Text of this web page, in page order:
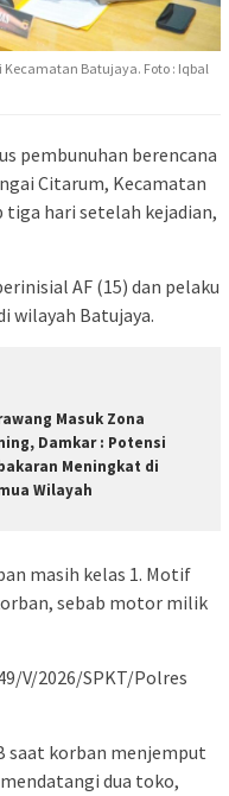
Batujaya. Foto : Iqbal
pembunuhan berencana
Citarum, Kecamatan
tiga hari setelah kejadian,
AF (15) dan pelaku
wilayah Batujaya.
Masuk Zona
Damkar : Potensi
Meningkat di
Wilayah
masih kelas 1. Motif
sebab motor milik
V/2026/SPKT/Polres
saat korban menjemput
dua toko,